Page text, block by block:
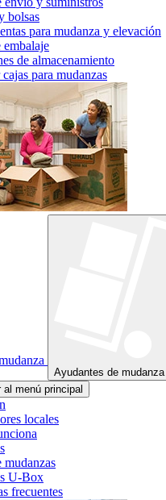
bolsas
para mudanza y elevación
embalaje
de almacenamiento
para mudanzas
Ayudantes de mudanza
al menú principal
locales
mudanzas
U-Box
frecuentes